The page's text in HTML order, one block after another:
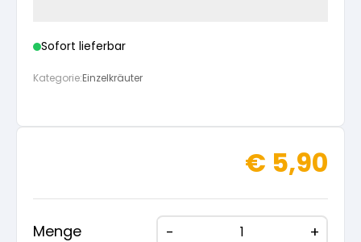
Sofort lieferbar
Kategorie:Einzelkräuter
€ 5,90
Menge